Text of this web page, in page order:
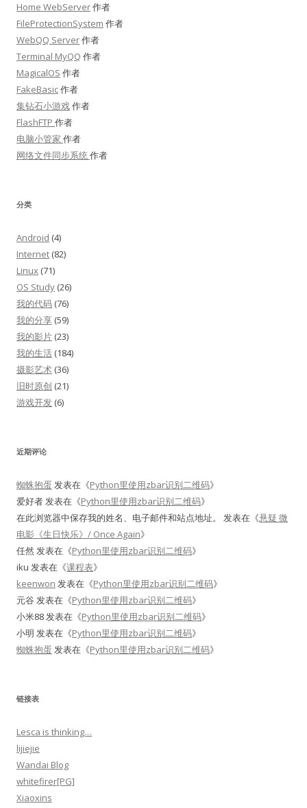
Home WebServer作者
FileProtectionSystem 作者
WebQQ Server作者
Terminal MyQQ 作者
MagicalOS 作者
FakeBasic作者
集钻石小游戏作者
FlashFTP 作者
电脑小管家 作者
网络文件同步系统作者
分类
Android (4)
Internet (82)
Linux (71)
OS Study (26)
我的代码 (76)
我的分享 (59)
我的影片 (23)
我的生活 (184)
摄影艺术 (36)
旧时原创 (21)
游戏开发 (6)
近期评论
蜘蛛抱蛋 发表在《Python里使用zbar识别二维码》
爱好者发表在《Python里使用zbar识别二维码》
在此浏览器中保存我的姓名、电子邮件和站点地址。
发表在《悬疑 微
电影《生日快乐》/ Once Again》
任然 发表在《Python里使用zbar识别二维码》
iku 发表在《课程表》
keenwon 发表在《Python里使用zbar识别二维码》
元谷发表在《Python里使用zbar识别二维码》
小米88发表在《Python里使用zbar识别二维码》
小明 发表在《Python里使用zbar识别二维码》
蜘蛛抱蛋 发表在《Python里使用zbar识别二维码》
链接表
Lesca is thinking…
lijiejie
Wandai Blog
whitefirer[PG]
Xiaoxins